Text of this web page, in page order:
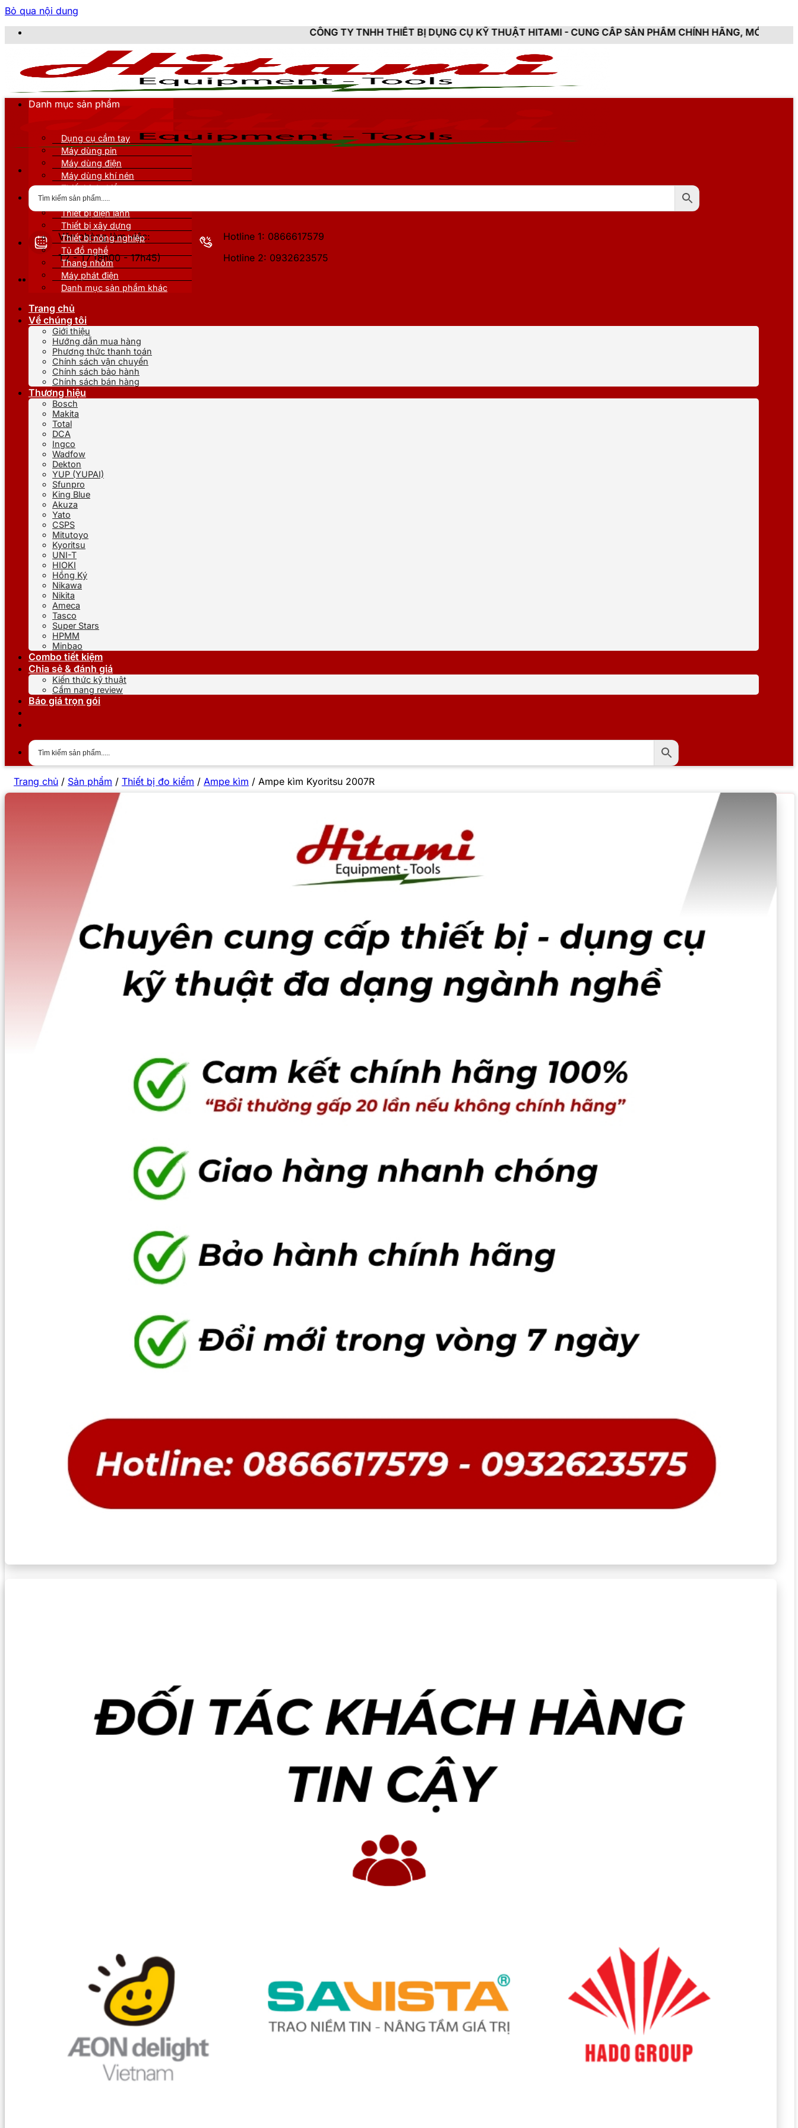
Bỏ qua nội dung
CÔNG TY TNHH THIẾT BỊ DỤNG CỤ KỸ THUẬT HITAMI - CUNG CẤP SẢN PHẨM CHÍNH HÃNG, MỚI 100%, ĐẦY ĐỦ
Văn phòng làm việc:
T2 - T7 (8h00 - 17h45)
Hotline 1: 0866617579
Hotline 2: 0932623575
Danh mục sản phẩm
Dụng cụ cầm tay
Máy dùng pin
Máy dùng điện
Máy dùng khí nén
Thiết bị đo kiểm
Thiết bị nâng đỡ
Thiết bị điện lạnh
Thiết bị xây dựng
Thiết bị nông nghiệp
Tủ đồ nghề
Thang nhôm
Máy phát điện
Danh mục sản phẩm khác
Trang chủ
Về chúng tôi
Giới thiệu
Hướng dẫn mua hàng
Phương thức thanh toán
Chính sách vận chuyển
Chính sách bảo hành
Chính sách bán hàng
Thương hiệu
Bosch
Makita
Total
DCA
Ingco
Wadfow
Dekton
YUP (YUPAI)
Sfunpro
King Blue
Akuza
Yato
CSPS
Mitutoyo
Kyoritsu
UNI-T
HIOKI
Hồng Ký
Nikawa
Nikita
Ameca
Tasco
Super Stars
HPMM
Minbao
Combo tiết kiệm
Chia sẻ & đánh giá
Kiến thức kỹ thuật
Cẩm nang review
Báo giá trọn gói
Trang chủ / Sản phẩm / Thiết bị đo kiểm / Ampe kìm / Ampe kìm Kyoritsu 2007R